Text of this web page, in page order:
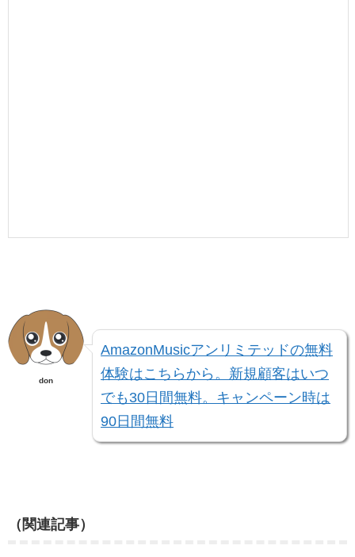
don
AmazonMusicアンリミテッドの無料
体験はこちらから。新規顧客はいつ
でも30日間無料。キャンペーン時は
90日間無料
（関連記事）